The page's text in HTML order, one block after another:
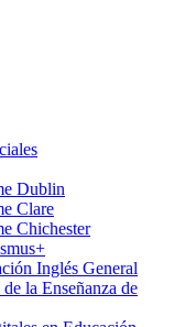
Dublin
Clare
Chichester
Inglés General
la Enseñanza de